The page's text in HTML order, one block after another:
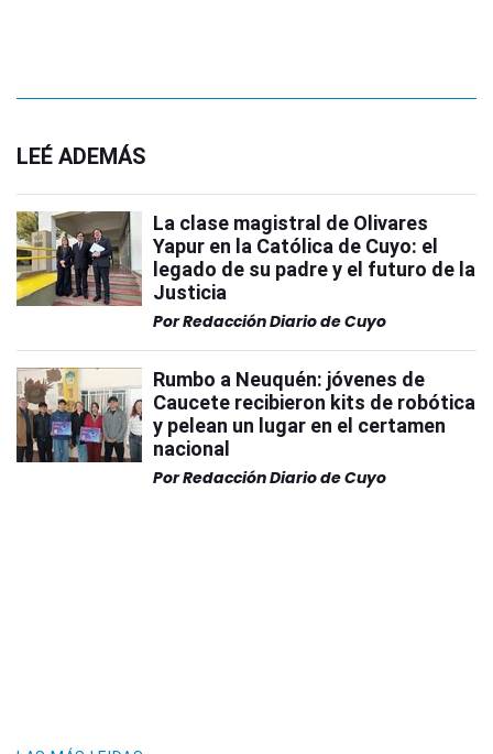
LEÉ ADEMÁS
La clase magistral de Olivares
Yapur en la Católica de Cuyo: el
legado de su padre y el futuro de la
Justicia
PorRedacción Diario de Cuyo
Rumbo a Neuquén: jóvenes de
Caucete recibieron kits de robótica
y pelean un lugar en el certamen
nacional
PorRedacción Diario de Cuyo